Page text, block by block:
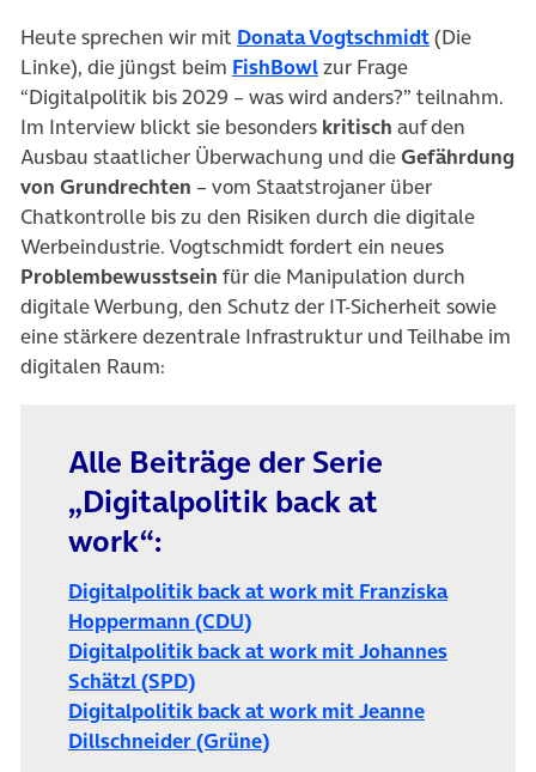
Heute sprechen wir mit Donata Vogtschmidt(öffnet in
(Die
Linke), die jüngst beim FishBowlzur Frage
“Digitalpolitik bis 2029 – was wird anders?” teilnahm.
Im Interview blickt sie besonders kritisch auf den
Ausbau staatlicher Überwachung und dieGefährdung
von Grundrechten – vom Staatstrojaner über
Chatkontrolle bis zu den Risiken durch die digitale
Werbeindustrie. Vogtschmidt fordert ein neues
Problembewusstsein für die Manipulation durch
digitale Werbung, den Schutz der IT-Sicherheit sowie
eine stärkere dezentrale Infrastruktur und Teilhabe im
digitalen Raum:
Alle Beiträge der Serie
„Digitalpolitik back at
work“:
Digitalpolitik back at work mit Franziska
Hoppermann (CDU)
Digitalpolitik back at work mit Johannes
Schätzl (SPD)
Digitalpolitik back at work mit Jeanne
Dillschneider (Grüne)(öffnet in neuem Tab)